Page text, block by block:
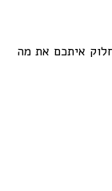
איתכם את מה